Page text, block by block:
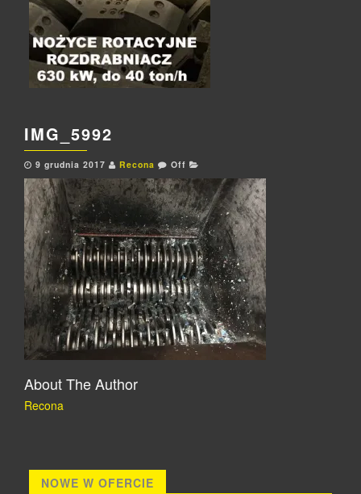
IMG_5992
9 grudnia 2017 Recona Off
About The Author
Recona
NOWE W OFERCIE